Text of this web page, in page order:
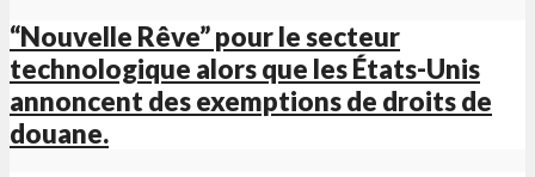
“Nouvelle Rêve” pour le secteur
technologique alors que les États-Unis
annoncent des exemptions de droits de
douane.